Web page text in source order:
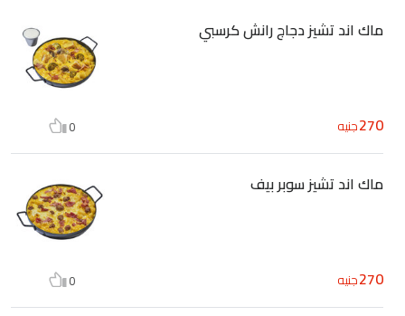
ماك اند تشيز دجاج رانش كرسبي
270جنيه 0
ماك اند تشيز سوبر بيف
270جنيه 0